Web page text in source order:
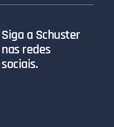
Siga a Schuster
nas redes
sociais.